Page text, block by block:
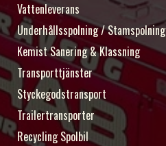
Vattenleverans
Underhållsspolning / Stamspolning
Kemist Sanering & Klassning
Transporttjänster
Styckegodstransport
Trailertransporter
Recycling Spolbil